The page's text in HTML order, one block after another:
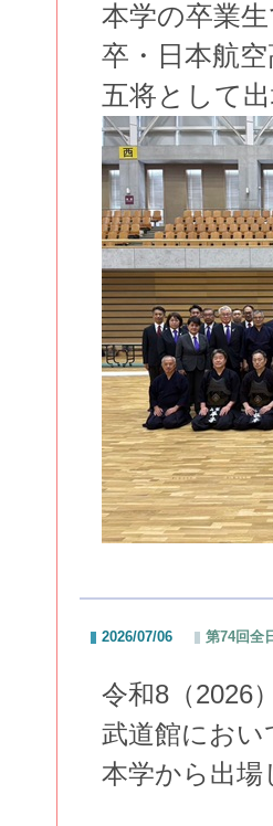
本学の卒業
卒・日本航
五将として
2026/07/06 第74回全
令和8（2026
武道館におい
本学から出場